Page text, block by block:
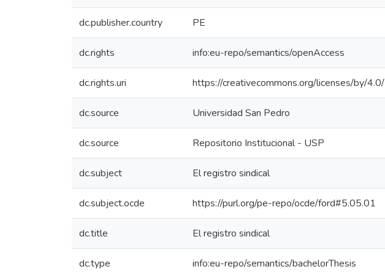
dc.publisher.country PE
dc.rights info:eu-repo/semantics/openAccess
dc.rights.uri https://creativecommons.org/licenses/by/4.0/
dc.source Universidad San Pedro
dc.source Repositorio Institucional - USP
dc.subject El registro sindical
dc.subject.ocde https://purl.org/pe-repo/ocde/ford#5.05.01
dc.title El registro sindical
dc.type info:eu-repo/semantics/bachelorThesis